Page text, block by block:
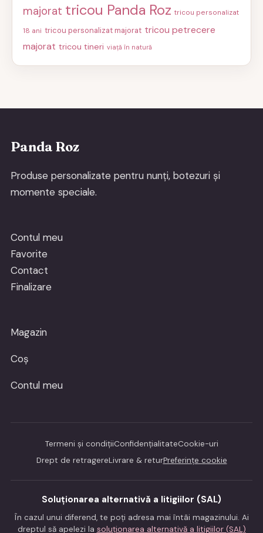
majorat tricou Panda Roz tricou personalizat
18 ani tricou personalizat majorat tricou petrecere
majorat tricou tineri viață în natură
Panda Roz
Produse personalizate pentru nunți, botezuri și
momente speciale.
Contul meu
Favorite
Contact
Finalizare
Magazin
Coș
Contul meu
Termeni și condițiiConfidențialitateCookie-uri
Drept de retragereLivrare & returPreferințe cookie
Soluționarea alternativă a litigiilor (SAL)
În cazul unui diferend, te poți adresa mai întâi magazinului. Ai
dreptul să apelezi la soluționarea alternativă a litigiilor (SAL)